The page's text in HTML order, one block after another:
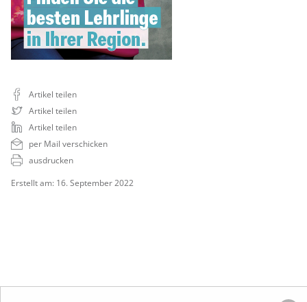
Artikel teilen
Artikel teilen
Artikel teilen
per Mail verschicken
ausdrucken
Erstellt am: 16. September 2022